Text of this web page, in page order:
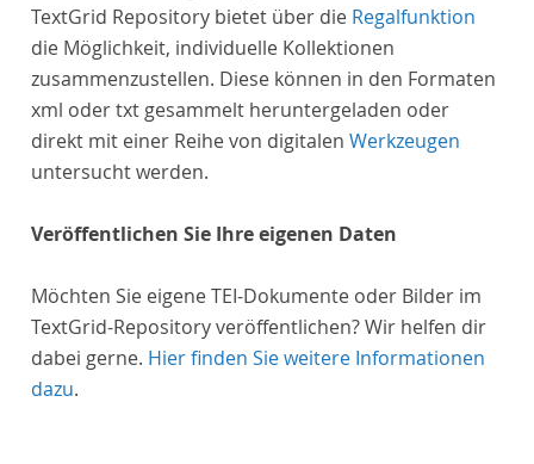
TextGrid Repository bietet über die Regalfunktion
die Möglichkeit, individuelle Kollektionen
zusammenzustellen. Diese können in den Formaten
xml oder txt gesammelt heruntergeladen oder
direkt mit einer Reihe von digitalen Werkzeugen
untersucht werden.
Veröffentlichen Sie Ihre eigenen Daten
Möchten Sie eigene TEI-Dokumente oder Bilder im
TextGrid-Repository veröffentlichen? Wir helfen dir
dabei gerne. Hier finden Sie weitere Informationen
dazu.